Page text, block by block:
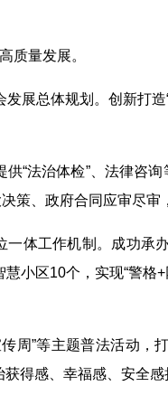
质量发展。
展总体规划。创新打造
“法治体检”、法律咨
策、政府合同应审尽审
体工作机制。成功承
小区10个，实现“警格
周”等主题普法活动
得感、幸福感、安全感